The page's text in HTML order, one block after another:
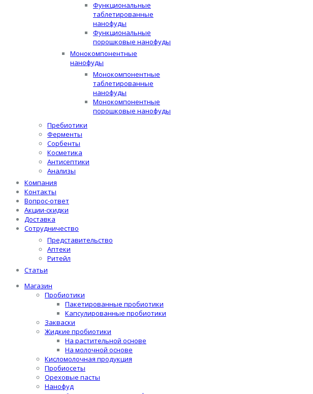
Функциональные
таблетированные
нанофуды
Функциональные
порошковые нанофуды
Монокомпонентные
нанофуды
Монокомпонентные
таблетированные
нанофуды
Монокомпонентные
порошковые нанофуды
Пребиотики
Ферменты
Сорбенты
Косметика
Антисептики
Анализы
Компания
Контакты
Вопрос-ответ
Акции-скидки
Доставка
Сотрудничество
Представительство
Аптеки
Ритейл
Статьи
Магазин
Пробиотики
Пакетированные пробиотики
Капсулированные пробиотики
Закваски
Жидкие пробиотики
На растительной основе
На молочной основе
Кисломолочная продукция
Пробиосеты
Ореховые пасты
Нанофуд